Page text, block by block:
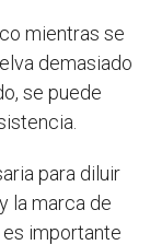
mientras se
demasiado
se puede
para diluir
la marca de
importante